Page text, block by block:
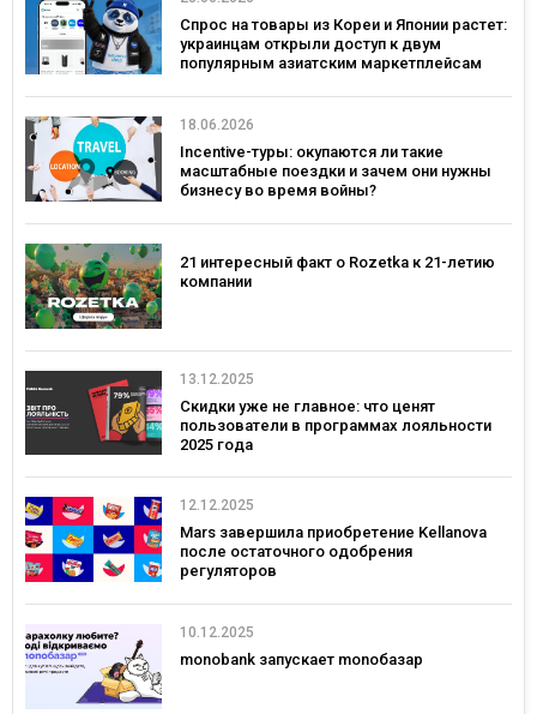
Спрос на товары из Кореи и Японии растет:
украинцам открыли доступ к двум
популярным азиатским маркетплейсам
18.06.2026
Incentive-туры: окупаются ли такие
масштабные поездки и зачем они нужны
бизнесу во время войны?
21 интересный факт о Rozetka к 21-летию
компании
13.12.2025
Скидки уже не главное: что ценят
пользователи в программах лояльности
2025 года
12.12.2025
Mars завершила приобретение Kellanova
после остаточного одобрения
регуляторов
10.12.2025
monobank запускает monoбазар